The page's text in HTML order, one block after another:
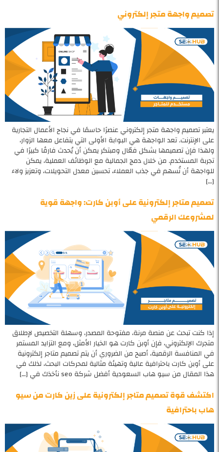
تصميم واجهة متجر إلكتروني
يعتبر تصميم واجهة متجر إلكتروني عنصرًا حاسمًا في نجاح الأعمال التجارية
على الإنترنت. تعد الواجهة هي البوابة الأولى التي يتفاعل معها الزوار،
ولهذا فإن تصميمها بشكل فعّال ومبتكر يمكن أن يُحدث فارقًا كبيرًا في
تجربة المستخدم. من خلال دمج الجمالية مع الوظائف العملية، يمكن
للواجهة أن تُسهم في جذب العملاء، تحسين معدل التحويلات، وتعزيز ولاء
[…]
تصميم متاجر إلكترونية على أوبن كارت: واجهة قوية
لمشروعك الرقمي
إذا كنت تبحث عن منصة مرنة، مفتوحة المصدر، وسهلة التخصيص لإطلاق
متجرك الإلكتروني، فإن أوبن كارت هو الخيار الأمثل، ومع التزايد المستمر
في المنافسة الرقمية، أصبح من الضروري أن يتم تصميم متاجر إلكترونية
على أوبن كارت باحترافية عالية وتهيئة مثالية لمحركات البحث، لذلك في
هذا المقال من سيو هاب السعودية أفضل شركة seo نأخذك في […]
اكتشف قوة تصميم متاجر إلكترونية على زين كارت من سيو
هاب باحترافية